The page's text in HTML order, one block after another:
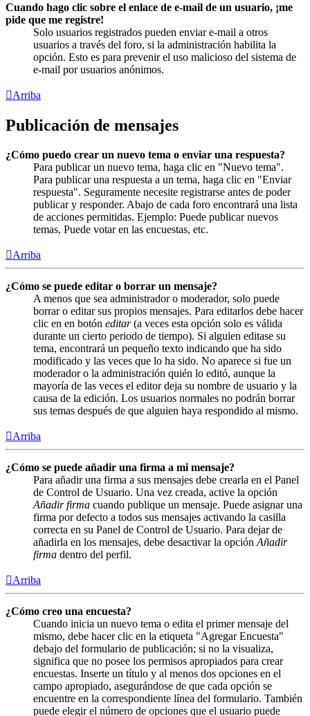
Cuando hago clic sobre el enlace de e-mail de un usuario, ¡me
pide que me registre!
Solo usuarios registrados pueden enviar e-mail a otros
usuarios a través del foro, si la administración habilita la
opción. Esto es para prevenir el uso malicioso del sistema de
e-mail por usuarios anónimos.
Arriba
Publicación de mensajes
¿Cómo puedo crear un nuevo tema o enviar una respuesta?
Para publicar un nuevo tema, haga clic en "Nuevo tema".
Para publicar una respuesta a un tema, haga clic en "Enviar
respuesta". Seguramente necesite registrarse antes de poder
publicar y responder. Abajo de cada foro encontrará una lista
de acciones permitidas. Ejemplo: Puede publicar nuevos
temas, Puede votar en las encuestas, etc.
Arriba
¿Cómo se puede editar o borrar un mensaje?
A menos que sea administrador o moderador, solo puede
borrar o editar sus propios mensajes. Para editarlos debe hacer
clic en en botón editar(a veces esta opción solo es válida
durante un cierto periodo de tiempo). Si alguien editase su
tema, encontrará un pequeño texto indicando que ha sido
modificado y las veces que lo ha sido. No aparece si fue un
moderador o la administración quién lo editó, aunque la
mayoría de las veces el editor deja su nombre de usuario y la
causa de la edición. Los usuarios normales no podrán borrar
sus temas después de que alguien haya respondido al mismo.
Arriba
¿Cómo se puede añadir una firma a mi mensaje?
Para añadir una firma a sus mensajes debe crearla en el Panel
de Control de Usuario. Una vez creada, active la opción
Añadir firma cuando publique un mensaje. Puede asignar una
firma por defecto a todos sus mensajes activando la casilla
correcta en su Panel de Control de Usuario. Para dejar de
añadirla en los mensajes, debe desactivar la opción Añadir
firma dentro del perfil.
Arriba
¿Cómo creo una encuesta?
Cuando inicia un nuevo tema o edita el primer mensaje del
mismo, debe hacer clic en la etiqueta "Agregar Encuesta"
debajo del formulario de publicación; si no la visualiza,
significa que no posee los permisos apropiados para crear
encuestas. Inserte un título y al menos dos opciones en el
campo apropiado, asegurándose de que cada opción se
encuentre en la correspondiente línea del formulario. También
puede elegir el número de opciones que el usuario puede